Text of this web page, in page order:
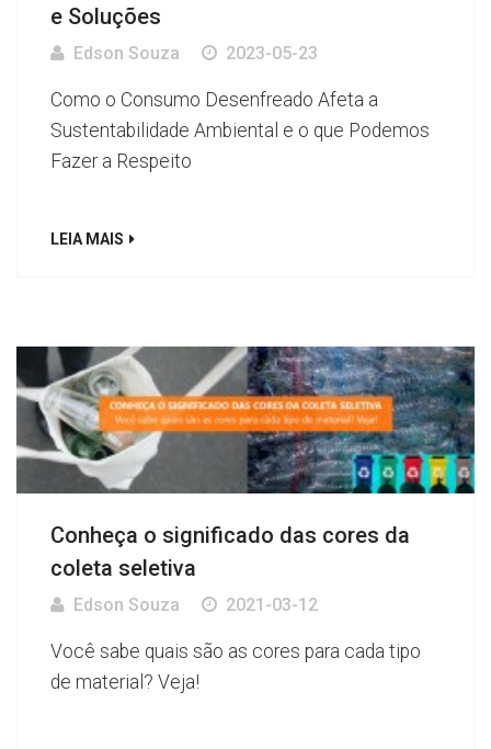
e Soluções
Edson Souza 2023-05-23
Como o Consumo Desenfreado Afeta a
Sustentabilidade Ambiental e o que Podemos
Fazer a Respeito
LEIA MAIS
Conheça o significado das cores da
coleta seletiva
Edson Souza 2021-03-12
Você sabe quais são as cores para cada tipo
de material? Veja!